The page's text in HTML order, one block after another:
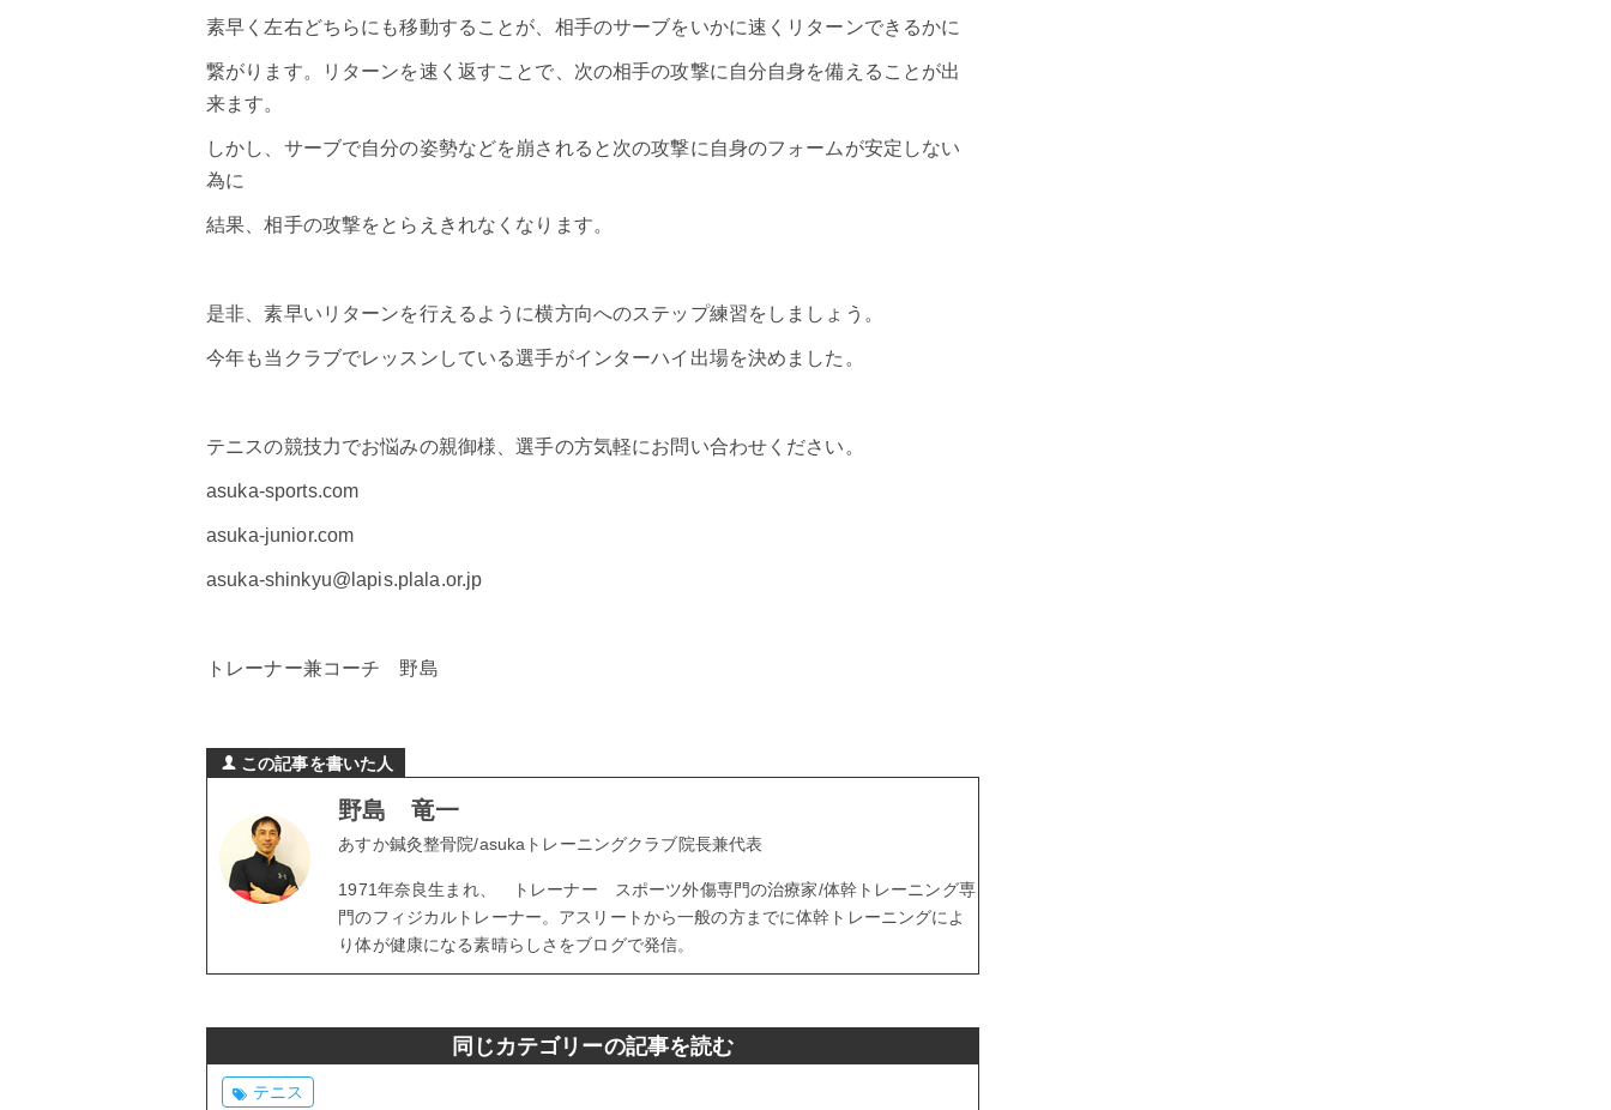
素早く左右どちらにも移動することが、相手のサーブをいかに速くリターンできるかに
繋がります。リターンを速く返すことで、次の相手の攻撃に自分自身を備えることが出
来ます。
しかし、サーブで自分の姿勢などを崩されると次の攻撃に自身のフォームが安定しない
為に
結果、相手の攻撃をとらえきれなくなります。
是非、素早いリターンを行えるように横方向へのステップ練習をしましょう。
今年も当クラブでレッスンしている選手がインターハイ出場を決めました。
テニスの競技力でお悩みの親御様、選手の方気軽にお問い合わせください。
asuka-sports.com
asuka-junior.com
asuka-shinkyu@lapis.plala.or.jp
トレーナー兼コーチ 野島
この記事を書いた人
野島 竜一
あすか鍼灸整骨院/asukaトレーニングクラブ院長兼代表
1971年奈良生まれ、 トレーナー スポーツ外傷専門の治療家/体幹トレーニング専
門のフィジカルトレーナー。アスリートから一般の方までに体幹トレーニングによ
り体が健康になる素晴らしさをブログで発信。
同じカテゴリーの記事を読む
テニス